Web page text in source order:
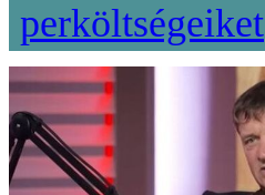
perköltségeiket